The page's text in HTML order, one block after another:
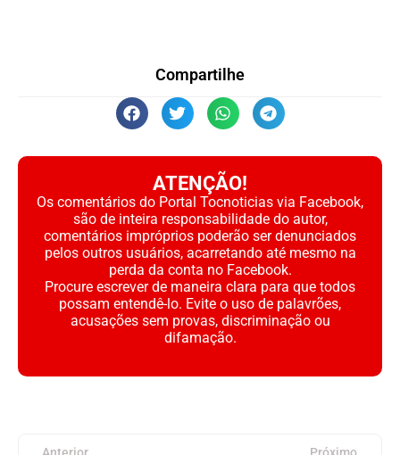
Compartilhe
ATENÇÃO!
Os comentários do Portal Tocnoticias via Facebook,
são de inteira responsabilidade do autor,
comentários impróprios poderão ser denunciados
pelos outros usuários, acarretando até mesmo na
perda da conta no Facebook.
Procure escrever de maneira clara para que todos
possam entendê-lo. Evite o uso de palavrões,
acusações sem provas, discriminação ou
difamação.